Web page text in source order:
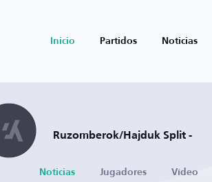
Inicio Partidos Noticias
Ruzomberok/Hajduk Split -
Noticias Jugadores Vídeo